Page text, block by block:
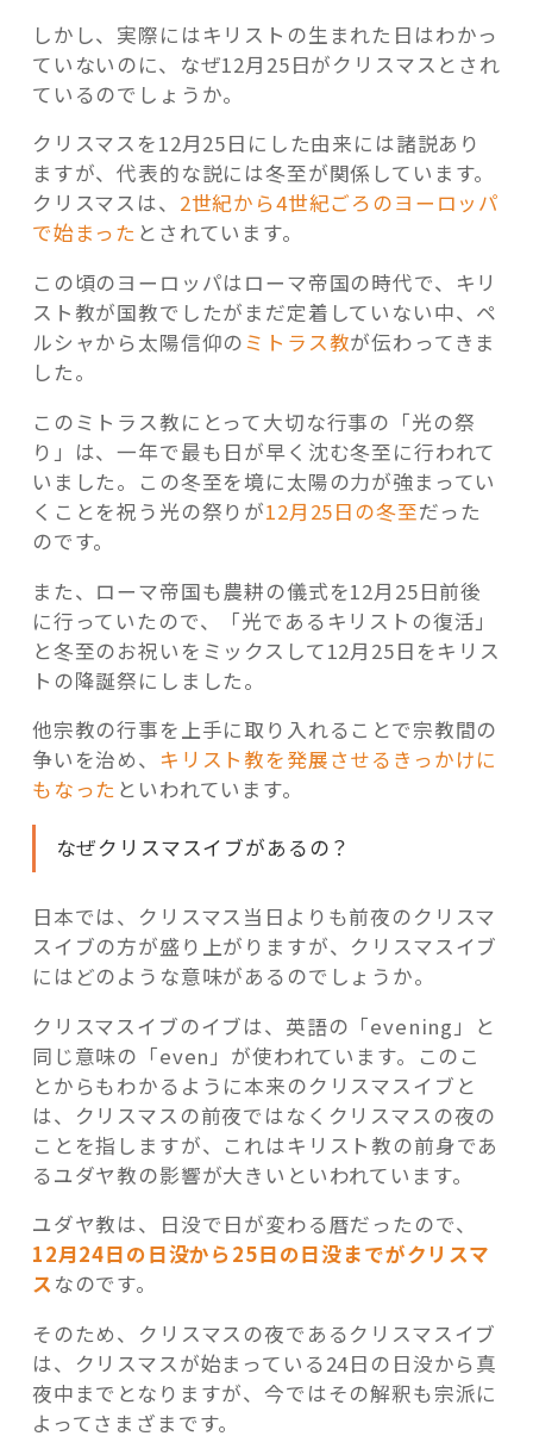
しかし、実際にはキリストの生まれた日はわかっ
ていないのに、なぜ12月25日がクリスマスとされ
ているのでしょうか。
クリスマスを12月25日にした由来には諸説あり
ますが、代表的な説には冬至が関係しています。
クリスマスは、 2世紀から4世紀ごろのヨーロッパ
で始まった とされています。
この頃のヨーロッパはローマ帝国の時代で、キリ
スト教が国教でしたがまだ定着していない中、ペ
ルシャから太陽信仰のミトラス教が伝わってきま
した。
このミトラス教にとって大切な行事の「光の祭
り」は、一年で最も日が早く沈む冬至に行われて
いました。この冬至を境に太陽の力が強まってい
くことを祝う光の祭りが12月25日の冬至だった
のです。
また、ローマ帝国も農耕の儀式を12月25日前後
に行っていたので、「光であるキリストの復活」
と冬至のお祝いをミックスして12月25日をキリス
トの降誕祭にしました。
他宗教の行事を上手に取り入れることで宗教間の
争いを治め、 キリスト教を発展させるきっかけに
もなった といわれています。
なぜクリスマスイブがあるの？
日本では、クリスマス当日よりも前夜のクリスマ
スイブの方が盛り上がりますが、クリスマスイブ
にはどのような意味があるのでしょうか。
クリスマスイブのイブは、英語の「evening」と
同じ意味の「even」が使われています。このこ
とからもわかるように本来のクリスマスイブと
は、クリスマスの前夜ではなくクリスマスの夜の
ことを指しますが、これはキリスト教の前身であ
るユダヤ教の影響が大きいといわれています。
ユダヤ教は、日没で日が変わる暦だったので、
12月24日の日没から25日の日没までがクリスマ
ス なのです。
そのため、クリスマスの夜であるクリスマスイブ
は、クリスマスが始まっている24日の日没から真
夜中までとなりますが、今ではその解釈も宗派に
よってさまざまです。